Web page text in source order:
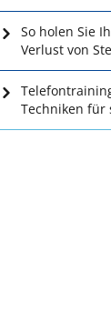
So holen Sie
Verlust von
Techniken für